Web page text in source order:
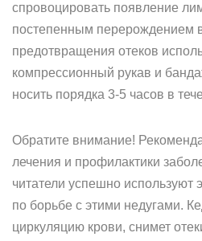
спровоцировать появление
постепенным перерождением
предотвращения отеков
компрессионный рукав и
носить порядка 3-5 часов в
Обратите внимание!
лечения и профилактики
читатели успешно используют
по борьбе с этими недугами.
циркуляцию крови, снимет